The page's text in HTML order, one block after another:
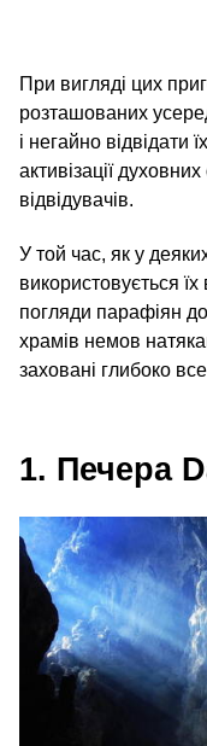
При вигляді цих
розташованих
і негайно відвідати
активізації
відвідувачів.
У той час, як у
використовується
погляди парафіян
храмів немов
заховані глибоко
1. Печера